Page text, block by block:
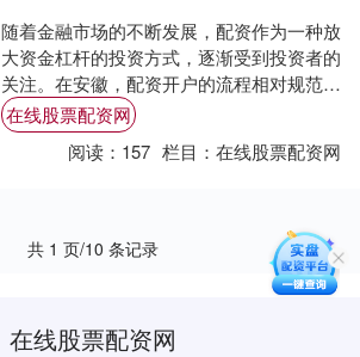
随着金融市场的不断发展，配资作为一种放
大资金杠杆的投资方式，逐渐受到投资者的
关注。在安徽，配资开户的流程相对规范，
但投资者在操作过程中仍需注意相关细节。
本文将详....
在线股票配资网
阅读： 157 栏目：在线股票配资网
共 1 页/10 条记录
在线股票配资网